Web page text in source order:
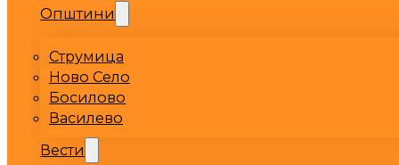
Општини
Струмица
Ново Село
Босилово
Василево
Вести